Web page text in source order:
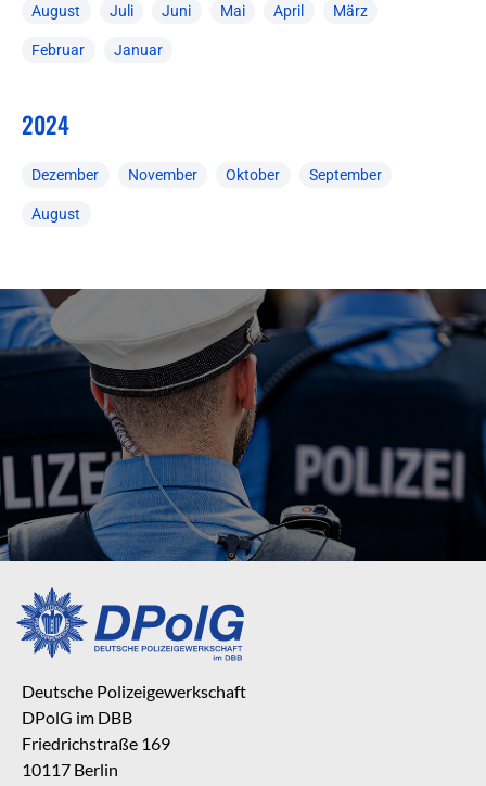
August Juli Juni Mai April März
Februar Januar
2024
Dezember November Oktober September
August
Deutsche Polizeigewerkschaft
DPolG im DBB
Friedrichstraße 169
10117 Berlin